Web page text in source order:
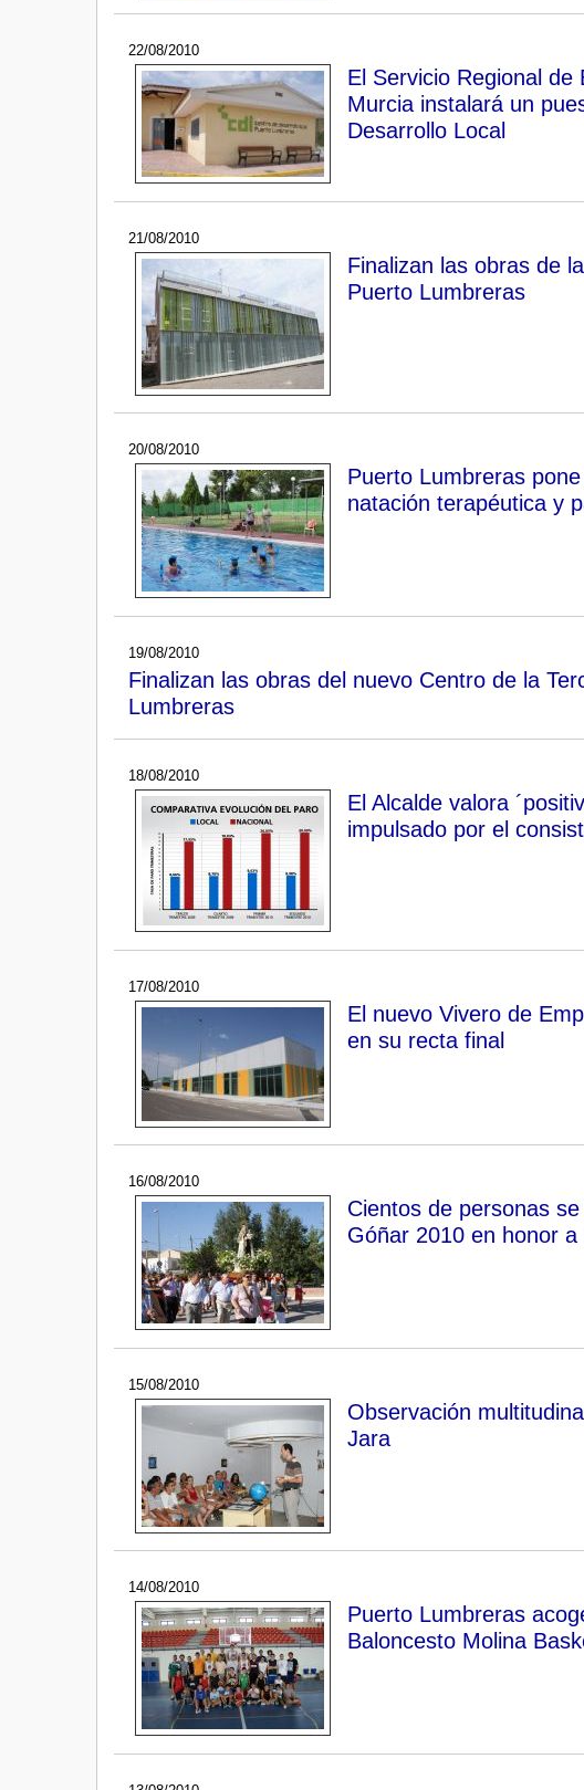
22/08/2010
El Servicio Regional
Murcia instalará un
Desarrollo Local
21/08/2010
Finalizan las obras de
Puerto Lumbreras
20/08/2010
Puerto Lumbreras
natación terapéutica y
19/08/2010
Finalizan las obras del nuevo Centro de la
Lumbreras
18/08/2010
El Alcalde valora
impulsado por el
17/08/2010
El nuevo Vivero de
en su recta final
16/08/2010
Cientos de personas
Góñar 2010 en honor
15/08/2010
Observación
Jara
14/08/2010
Puerto Lumbreras
Baloncesto Molina